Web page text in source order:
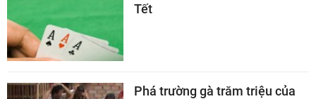
Tết
Phá trường gà trăm triệu của